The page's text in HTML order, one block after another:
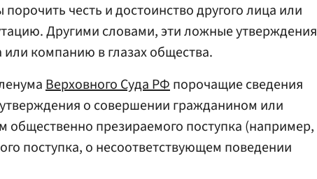
честь и достоинство другого лица или
Другими словами, эти ложные утверждения
компанию в глазах общества.
Верховного Суда РФпорочащие сведения
о совершении гражданином или
презираемого поступка (например,
поступка, о несоответствующем поведении